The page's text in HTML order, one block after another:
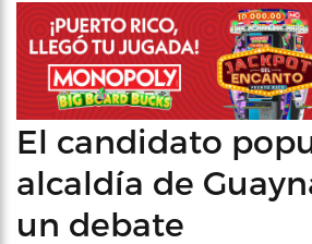
El candidato
alcaldía de
un debate